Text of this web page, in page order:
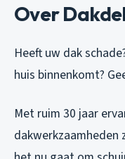
Over
Heeft uw dak
huis binnenkomt?
Met ruim 30 jaar
dakwerkzaamheden